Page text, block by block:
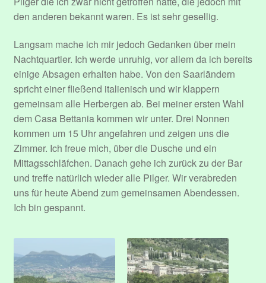
den anderen bekannt waren. Es ist sehr gesellig.
Langsam mache ich mir jedoch Gedanken über mein
Nachtquartier. Ich werde unruhig, vor allem da ich bereits
einige Absagen erhalten habe. Von den Saarländern
spricht einer fließend italienisch und wir klappern
gemeinsam alle Herbergen ab. Bei meiner ersten Wahl
dem Casa Bettania kommen wir unter. Drei Nonnen
kommen um 15 Uhr angefahren und zeigen uns die
Zimmer. Ich freue mich, über die Dusche und ein
Mittagsschläfchen. Danach gehe ich zurück zu der Bar
und treffe natürlich wieder alle Pilger. Wir verabreden
uns für heute Abend zum gemeinsamen Abendessen.
Ich bin gespannt.